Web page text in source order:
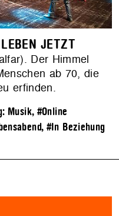
JETZT
Der Himmel
ab 70, die
erfinden.
Musik, #Online
, #In Beziehung